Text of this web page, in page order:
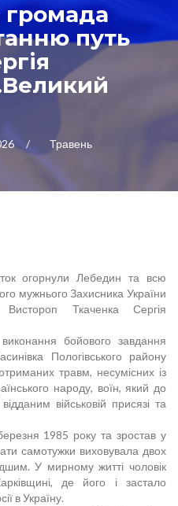
путь
Травень
огорнули Лебедин та всю
мужнього Захисника України
Ткаченка Сергія
бойового завдання
Пологівського району
травм, несумісних із
народу, воїн, який до
військовій присязі та
1985 року та зростав у
самотужки виховувала двох
У мирному житті чоловік
де його і застало
в Україну.